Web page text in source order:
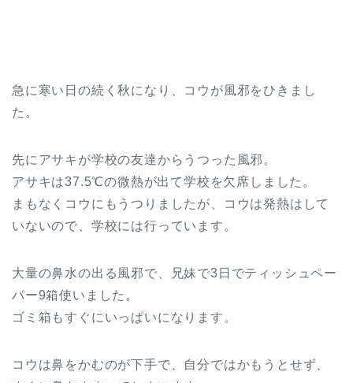
急に寒い日の続く秋になり、コウが風邪をひきまし
た。
先にアサキが学校の友達からうつった風邪。
アサキは37.5℃の微熱が出て学校を欠席しました。
まもなくコウにもうつりましたが、コウは発熱はして
いないので、学校には行っています。
大量の鼻水の出る風邪で、兄妹で3日でティッシュペー
パー9箱使いました。
ゴミ箱もすぐにいっぱいになります。
コウは鼻をかむのが下手で、自分ではかもうとせず、